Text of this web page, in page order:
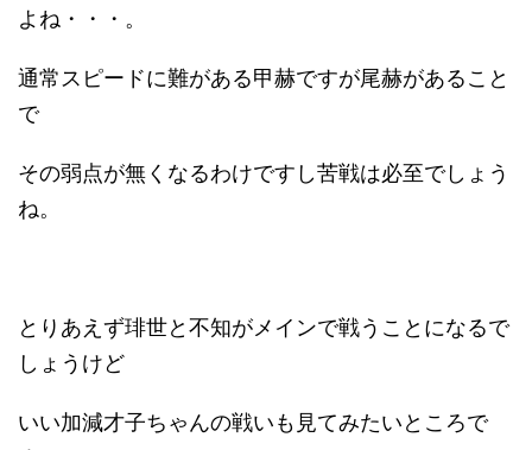
よね・・・。
通常スピードに難がある甲赫ですが尾赫があること
で
その弱点が無くなるわけですし苦戦は必至でしょう
ね。
とりあえず琲世と不知がメインで戦うことになるで
しょうけど
いい加減才子ちゃんの戦いも見てみたいところで